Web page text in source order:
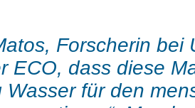
Forscherin bei
ECO, dass diese
Wasser für den